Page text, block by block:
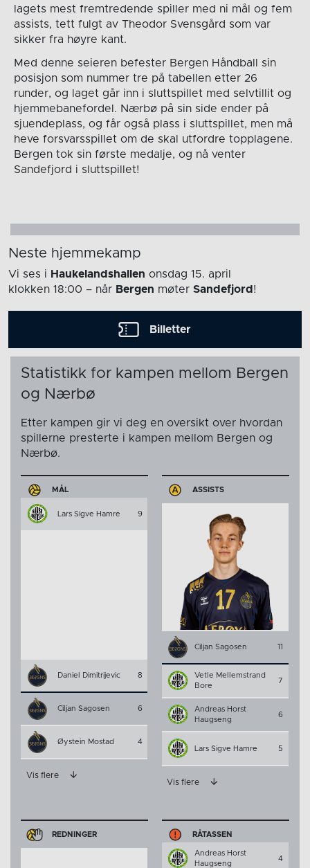
lagets mest fremtredende spiller med ni mål og fem
assists, tett fulgt av Theodor Svensgård som var
sikker fra høyre kant.
Med denne seieren befester Bergen Håndball sin
posisjon som nummer tre på tabellen etter 26
runder, og laget går inn i sluttspillet med selvtillit og
hjemmebanefordel. Nærbø på sin side ender på
sjuendeplass, og får også plass i sluttspillet, men må
heve forsvarsspillet om de skal utfordre topplagene.
Bergen tok sin første medalje, og nå venter
Sandefjord i sluttspillet!
Neste hjemmekamp
Vi ses i Haukelandshallen onsdag 15. april
klokken 18:00 – når Bergen møter Sandefjord !
Billetter
Statistikk for kampen mellom Bergen
og Nærbø
Etter kampen gir vi deg en oversikt over hvordan
spillerne presterte i kampen mellom Bergen og
Nærbø.
MÅL
Lars Sigve Hamre 9
Daniel Dimitrijevic 8
Ciljan Sagosen 6
Øystein Mostad 4
Vis flere
ASSISTS
Ciljan Sagosen 11
Vetle Mellemstrand
Bore
7
Andreas Horst
Haugseng
6
Lars Sigve Hamre 5
Vis flere
REDNINGER RÅTASSEN
Andreas Horst
Haugseng
4